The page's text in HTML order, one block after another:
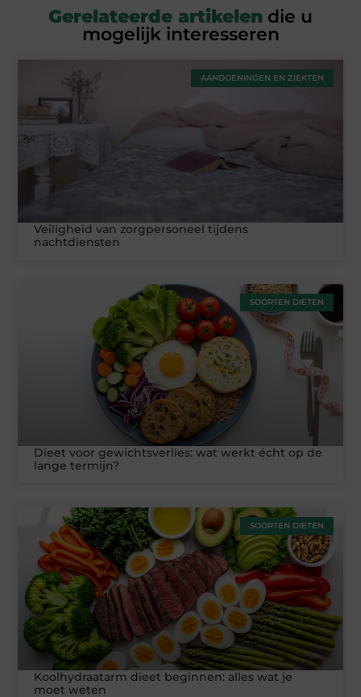
Gerelateerde artikelen die u
mogelijk interesseren
AANDOENINGEN EN ZIEKTEN
Veiligheid van zorgpersoneel tijdens
nachtdiensten
SOORTEN DIETEN
Dieet voor gewichtsverlies: wat werkt écht op de
lange termijn?
SOORTEN DIETEN
Koolhydraatarm dieet beginnen: alles wat je
moet weten